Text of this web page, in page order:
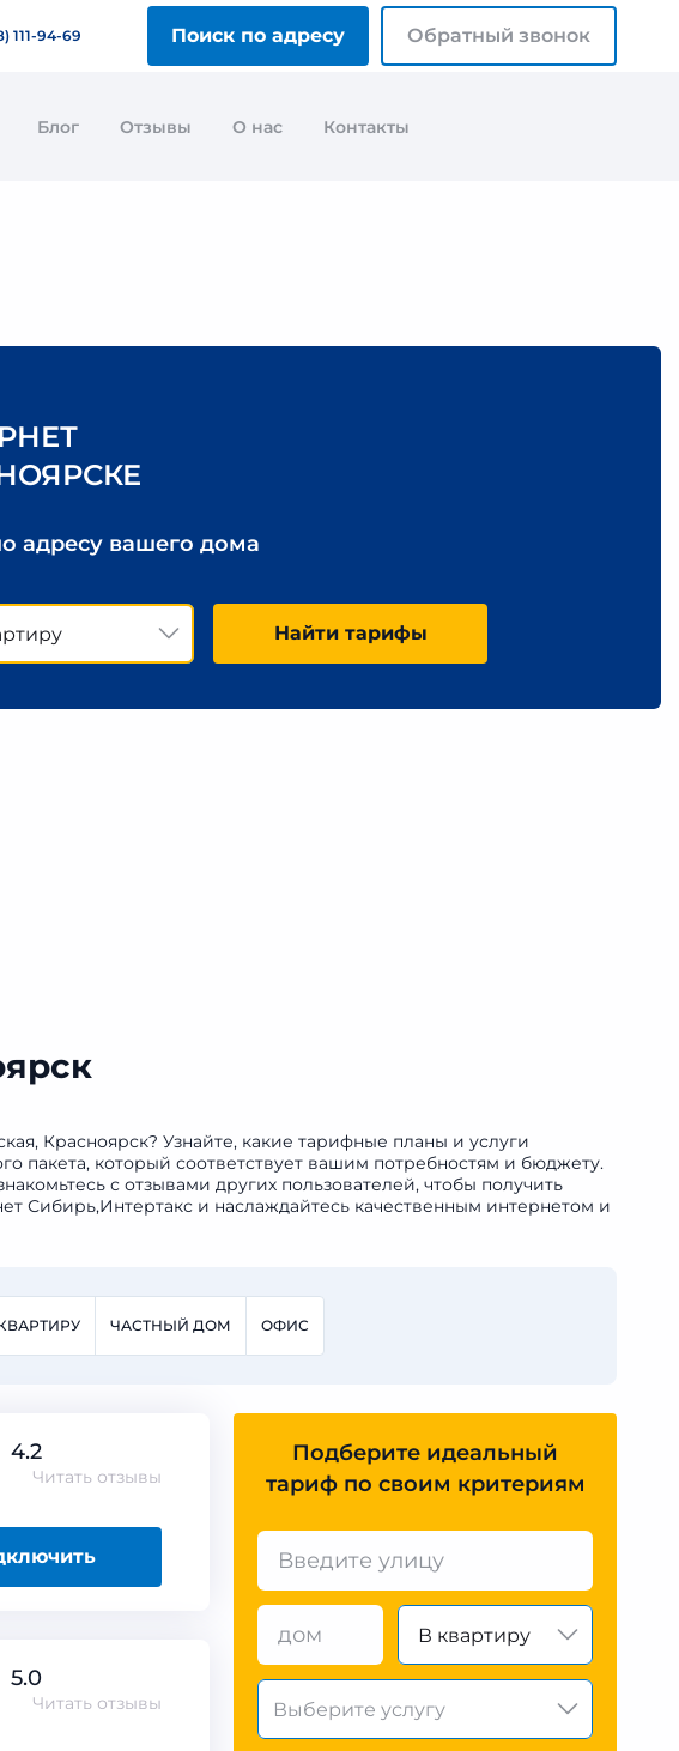
111-94-69 Поиск по адресу Обратный звонок
Блог Отзывы О нас Контакты
адресу вашего дома
Найти тарифы
Красноярск? Узнайте, какие тарифные планы и услуги
пакета, который соответствует вашим потребностям и бюджету.
с отзывами других пользователей, чтобы получить
Сибирь,Интертакс и наслаждайтесь качественным интернетом и
ЧАСТНЫЙ ДОМ ОФИС
4.2
Читать отзывы
5.0
Читать отзывы
Подберите идеальный
тариф по своим критериям
В квартиру